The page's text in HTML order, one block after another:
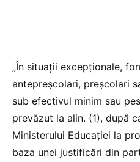
„În situații excepționale,
antepreșcolari, preșcolari
sub efectivul minim sau
prevăzut la alin. (1), după
Ministerului Educației la
baza unei justificări din